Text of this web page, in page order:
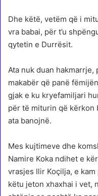
Dhe këtë, vetëm që i
vra babai, për t’u
qytetin e Durrësit.
Ata nuk duan
makabër që panë
gjak e ku kryefamiljari
për të miturin që kërkon
ata banojnë.
Mes kujtimeve dhe
Namire Koka ndihet e
vrasjes Ilir Koçilja, e
këtu jeton xhaxhai i vet,